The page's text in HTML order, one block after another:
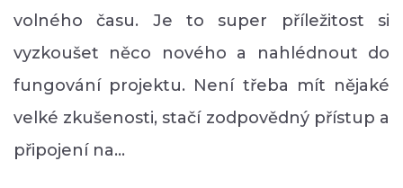
volného času. Je to super příležitost si
vyzkoušet něco nového a nahlédnout do
fungování projektu. Není třeba mít nějaké
velké zkušenosti, stačí zodpovědný přístup a
připojení na…